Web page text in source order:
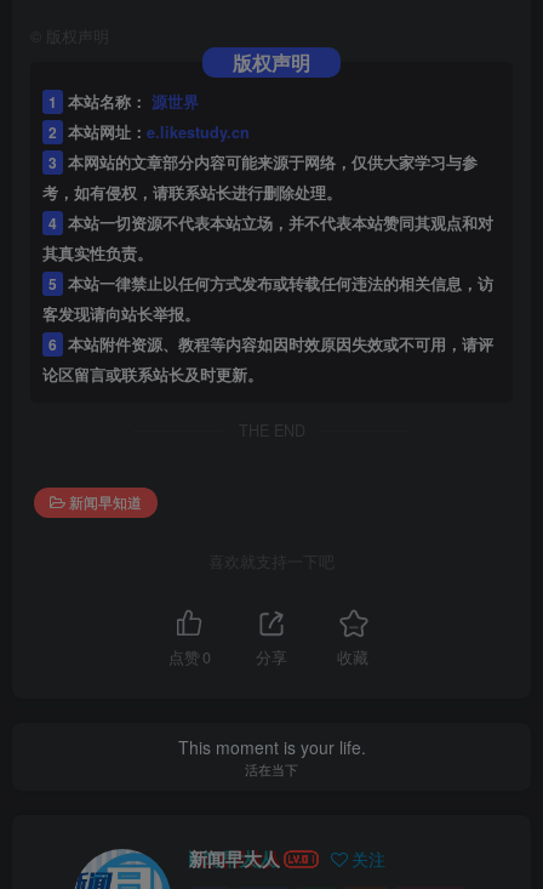
版权声明
版权声明
1 本站名称： 源世界
2 本站网址： e.likestudy.cn
3 本网站的文章部分内容可能来源于网络，仅供大家学习与参
考，如有侵权，请联系站长进行删除处理。
4 本站一切资源不代表本站立场，并不代表本站赞同其观点和对
其真实性负责。
5 本站一律禁止以任何方式发布或转载任何违法的相关信息，访
客发现请向站长举报。
6 本站附件资源、教程等内容如因时效原因失效或不可用，请评
论区留言或联系站长及时更新。
THE END
新闻早知道
喜欢就支持一下吧
点赞 0 分享 收藏
This moment is your life.
活在当下
新闻早大人 关注